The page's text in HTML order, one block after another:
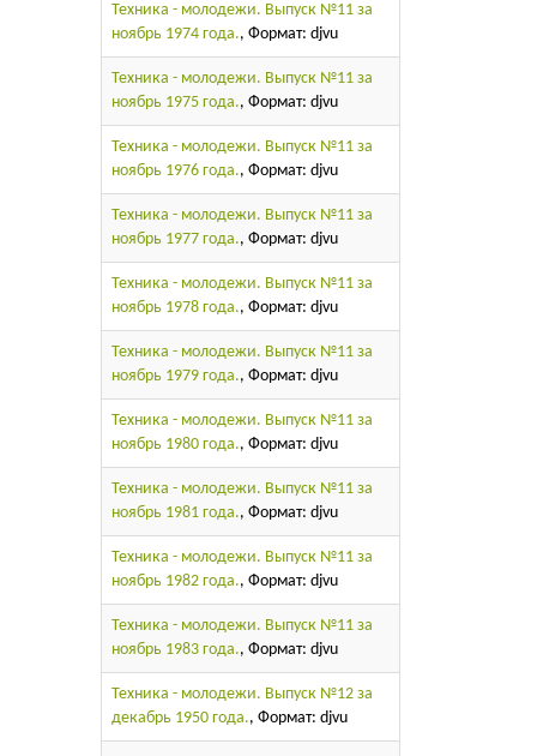
Техника - молодежи. Выпуск №11 за
ноябрь 1974 года., Формат: djvu
Техника - молодежи. Выпуск №11 за
ноябрь 1975 года., Формат: djvu
Техника - молодежи. Выпуск №11 за
ноябрь 1976 года., Формат: djvu
Техника - молодежи. Выпуск №11 за
ноябрь 1977 года., Формат: djvu
Техника - молодежи. Выпуск №11 за
ноябрь 1978 года., Формат: djvu
Техника - молодежи. Выпуск №11 за
ноябрь 1979 года., Формат: djvu
Техника - молодежи. Выпуск №11 за
ноябрь 1980 года., Формат: djvu
Техника - молодежи. Выпуск №11 за
ноябрь 1981 года., Формат: djvu
Техника - молодежи. Выпуск №11 за
ноябрь 1982 года., Формат: djvu
Техника - молодежи. Выпуск №11 за
ноябрь 1983 года., Формат: djvu
Техника - молодежи. Выпуск №12 за
декабрь 1950 года., Формат: djvu